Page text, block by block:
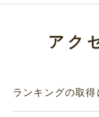
アク
ランキングの取得